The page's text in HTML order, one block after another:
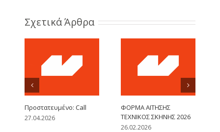
Σχετικά Άρθρα
Πρoστατευμένο: Call
27.04.2026
ΦΟΡΜΑ ΑΙΤΗΣΗΣ
ΤΕΧΝΙΚΟΣ ΣΚΗΝΗΣ 2026
26.02.2026